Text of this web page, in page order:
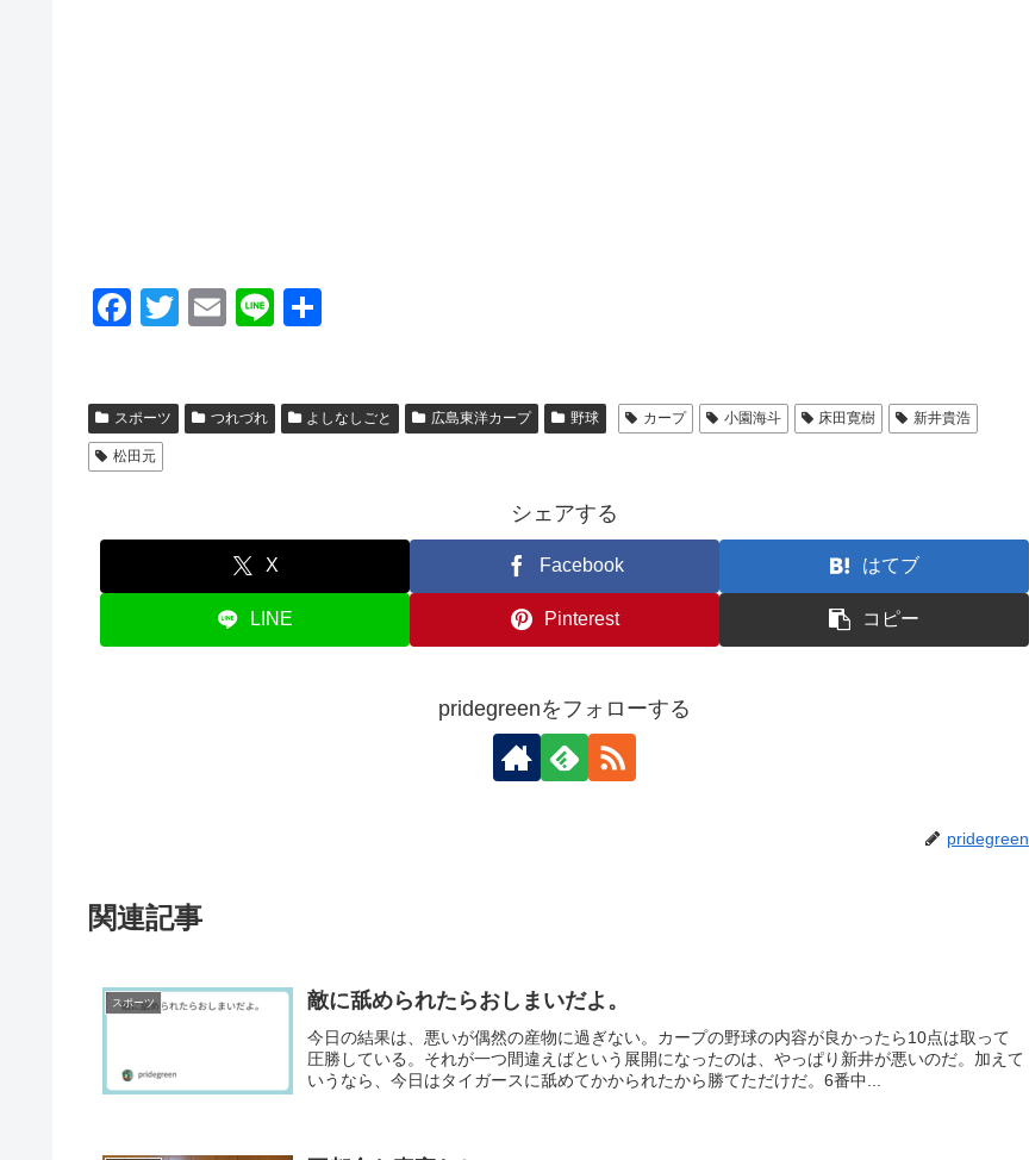
F
e
b
o
T
er
E
Li
スポーツ つれづれ よしなしごと 広島東洋カープ 野球 カープ 小園海斗 床田寛樹 新井貴浩
松田元
シェアする
X Facebook はてブ
LINE Pinterest コピー
pridegreenをフォローする
pridegreen
関連記事
スポーツ 敵に舐められたらおしまいだよ。
今日の結果は、悪いが偶然の産物に過ぎない。カープの野球の内容が良かったら10点は取って
圧勝している。それが一つ間違えばという展開になったのは、やっぱり新井が悪いのだ。加えて
いうなら、今日はタイガースに舐めてかかられたから勝てただけだ。6番中...